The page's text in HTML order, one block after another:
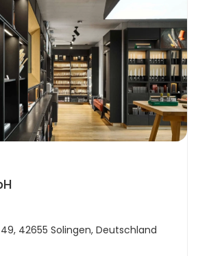
42655 Solingen, Deutschland